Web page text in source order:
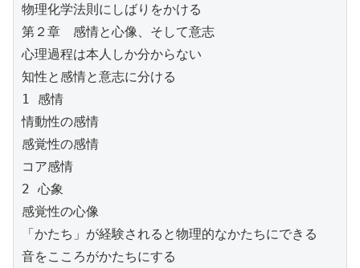
物理化学法則にしばりをかける
第２章　感情と心像、そして意志
心理過程は本人しか分からない
知性と感情と意志に分ける
1 感情
情動性の感情
感覚性の感情
コア感情
2 心象
感覚性の心像
「かたち」が経験されると物理的なかたちにできる
音をこころがかたちにする